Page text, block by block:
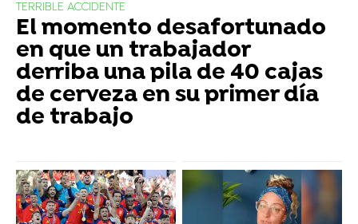
TERRIBLE ACCIDENTE
El momento desafortunado
en que un trabajador
derriba una pila de 40 cajas
de cerveza en su primer día
de trabajo